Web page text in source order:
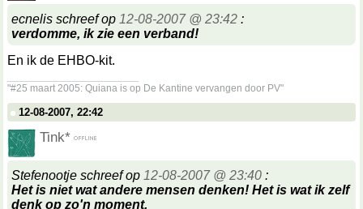
ecnelis schreef op 12-08-2007 @ 23:42 :
verdomme, ik zie een verband!
En ik de EHBO-kit.
"#25 maart 2005: Quiana is op De Kantine vervangen door PV"
12-08-2007, 22:42
Tink*
Stefenootje schreef op 12-08-2007 @ 23:40 :
Het is niet wat andere mensen denken! Het is wat ik zelf
denk op zo'n moment.